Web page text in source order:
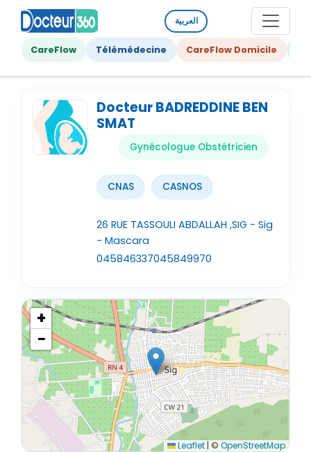
العربية
CareFlow Télémédecine CareFlow Domicile
Docteur BADREDDINE BEN
SMAT
Gynécologue Obstétricien
CNAS CASNOS
26 RUE TASSOULI ABDALLAH ,SIG - Sig
- Mascara
045846337045849970
+
−
Leaflet | © OpenStreetMap